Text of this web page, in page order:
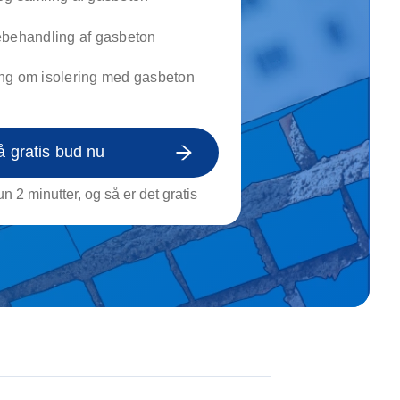
af genstande af gasbeton
om isolering med gasbeton
gratis bud nu
2 minutter, og så er det gratis